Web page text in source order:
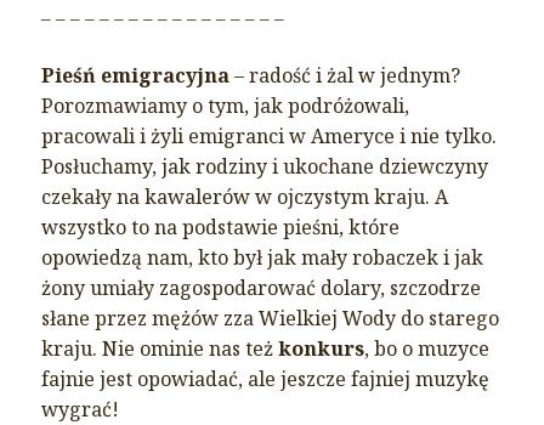
– – – – – – – – – – – – – – – – –
Pieśń emigracyjna– radość i żal w jednym?
Porozmawiamy o tym, jak podróżowali,
pracowali i żyli emigranci w Ameryce i nie tylko.
Posłuchamy, jak rodziny i ukochane dziewczyny
czekały na kawalerów w ojczystym kraju. A
wszystko to na podstawie pieśni, które
opowiedzą nam, kto był jak mały robaczek i jak
żony umiały zagospodarować dolary, szczodrze
słane przez mężów zza Wielkiej Wody do starego
kraju. Nie ominie nas teżkonkurs, bo o muzyce
fajnie jest opowiadać, ale jeszcze fajniej muzykę
wygrać!